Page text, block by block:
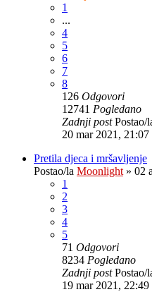
1
...
4
5
6
7
8
126 Odgovori
12741 Pogledano
Zadnji postPostao/
20 mar 2021, 21:07
Pretila djeca i mršavljenje
Postao/la Moonlight » 02
1
2
3
4
5
71 Odgovori
8234 Pogledano
Zadnji postPostao/
19 mar 2021, 22:49